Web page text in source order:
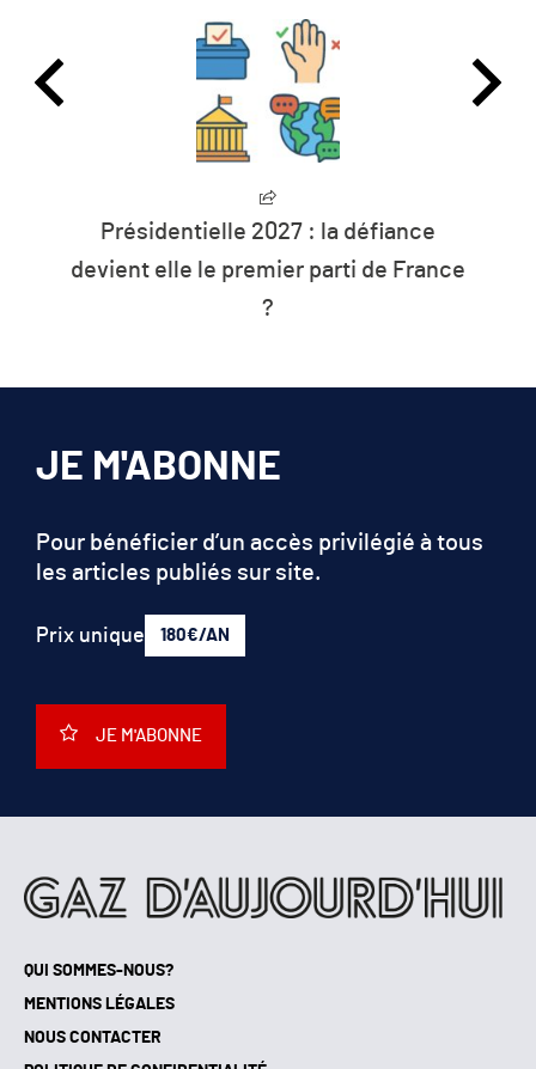
L’humanité vit désormais à crédit sur
les ressources de la planète
QUI SOMMES-NOUS?
MENTIONS LÉGALES
NOUS CONTACTER
JE M'ABONNE
Pour bénéficier d’un accès privilégié à tous
les articles publiés sur site.
Prix unique 180€/AN
JE M'ABONNE